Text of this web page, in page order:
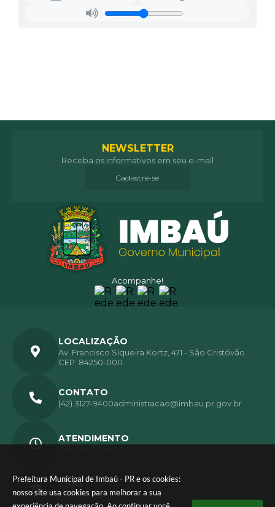
Prefeitura Municipal de Imbaú - PR e os cookies:
nosso site usa cookies para melhorar a sua
Acompanhe!
NEWSLETTER
Receba os informativos em seu e-mail
Cadastre-se
LOCALIZAÇÃO
Av. Francisco Siqueira Kortz, 471 - São Cristóvão
CEP: 84250-000
CONTATO
(42) 3127-9400administracao@imbau.pr.gov.br
ATENDIMENTO
CNPJ
01.613.770/0001-72